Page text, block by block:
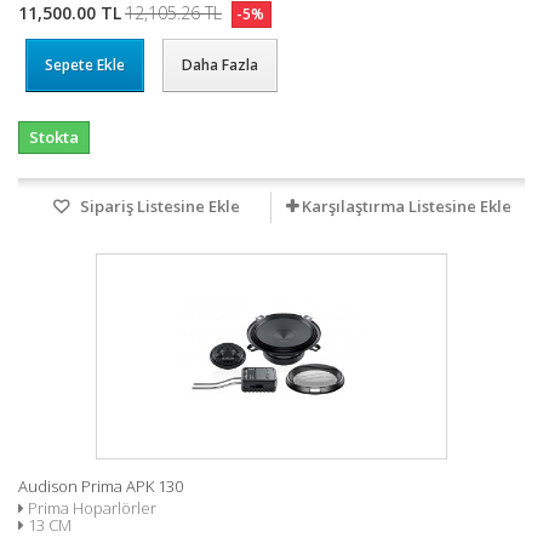
11,500.00 TL12,105.26 TL -5%
Sepete Ekle Daha Fazla
Stokta
Sipariş Listesine Ekle Karşılaştırma Listesine Ekle
Audison Prima APK 130
Prima Hoparlörler
13 CM